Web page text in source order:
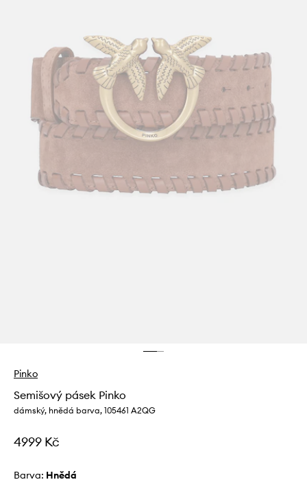
Pinko
Semišový pásek Pinko
dámský, hnědá barva, 105461 A2QG
4999 Kč
Barva: hnědá